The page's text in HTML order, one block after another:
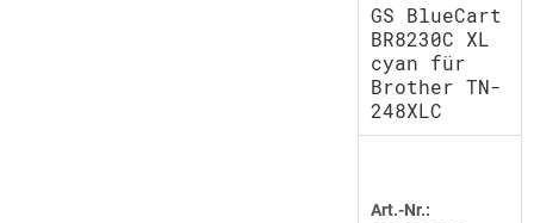
GS BlueCart
BR8230C XL
cyan für
Brother TN-
248XLC
Art.-Nr.: